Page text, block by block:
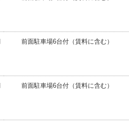
前面駐車場6台付（賃料に含む）
前面駐車場6台付（賃料に含む）